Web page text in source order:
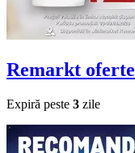
Remarkt oferte
Expiră peste 3 zile